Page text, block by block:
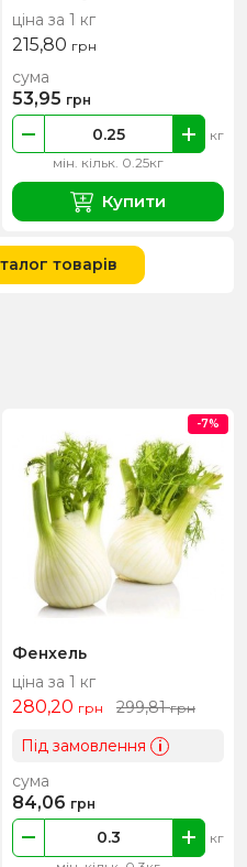
ціна за 1 кг
215,80 грн
мін. кільк. 0.25кг
кг
сума
53,95 грн
Купити
товарів
Фенхель
ціна за 1 кг
280,20 грн 299,81грн
Під замовлення i
кг
сума
84,06 грн
-7%